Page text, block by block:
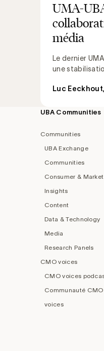
UMA-
média
Le dernier
une
Luc
Footer
UBA Communities
Communities
UBA Exchange
Communities
Consumer & Market
Insights
Content
Data & Technology
Media
Research Panels
CMO voices
CMO voices
Communauté CMO
voices